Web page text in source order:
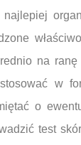
na
w
o
test